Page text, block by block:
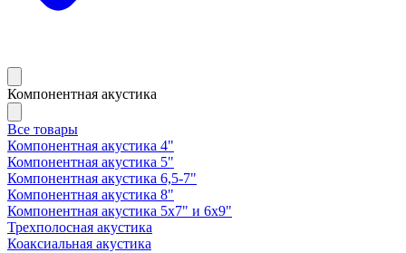
Компонентная акустика
Все товары
Компонентная акустика 4"
Компонентная акустика 5"
Компонентная акустика 6,5-7"
Компонентная акустика 8"
Компонентная акустика 5х7" и 6х9"
Трехполосная акустика
Коаксиальная акустика